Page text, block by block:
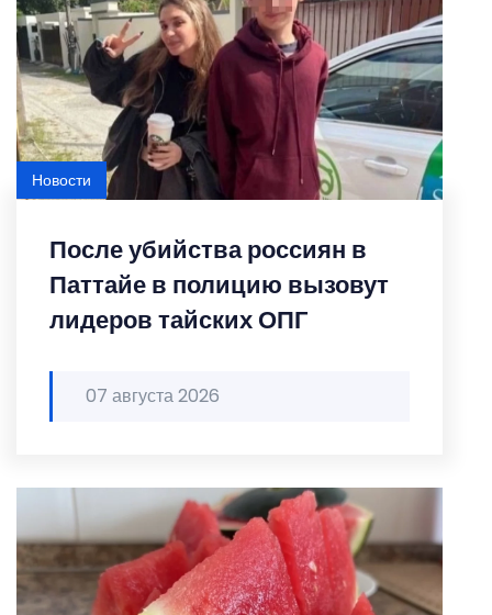
После убийства россиян в
Паттайе в полицию вызовут
лидеров тайских ОПГ
07 августа 2026
Новости